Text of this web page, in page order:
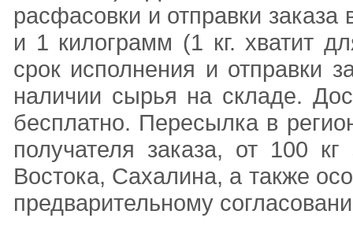
расфасовки и отправки
и 1 килограмм (1 кг. хватит
срок исполнения и отправки
наличии сырья на складе.
бесплатно. Пересылка в
получателя заказа, от 100
Востока, Сахалина, а также
предварительному